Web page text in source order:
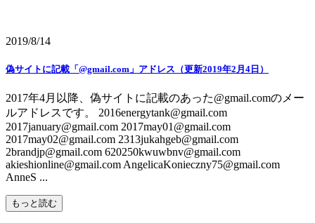
2019/8/14
偽サイトに記載「@gmail.com」アドレス（更新2019年2月4日）
2017年4月以降、偽サイトに記載のあった@gmail.comのメー
ルアドレスです。 2016energytank@gmail.com
2017january@gmail.com 2017may01@gmail.com
2017may02@gmail.com 2313jukahgeb@gmail.com
2brandjp@gmail.com 620250kwuwbnv@gmail.com
akieshionline@gmail.com AngelicaKonieczny75@gmail.com
AnneS ...
もっと読む